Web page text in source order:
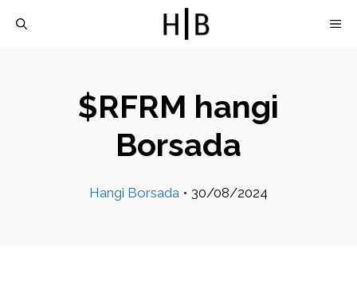
$RFRM hangi
Borsada
Hangi Borsada • 30/08/2024